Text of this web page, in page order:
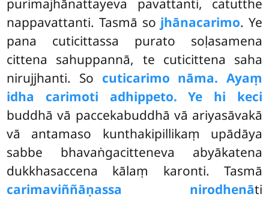
purimajhānattayeva pavattanti, catutthe
nappavattanti. Tasmā so jhānacarimo. Ye
pana cuticittassa purato soḷasamena
cittena sahuppannā, te cuticittena saha
nirujjhanti. So cuticarimo nāma. Ayaṃ
idha carimoti adhippeto. Ye hi keci
buddhā vā paccekabuddhā vā ariyasāvakā
vā antamaso kunthakipillikaṃ upādāya
sabbe bhavaṅgacitteneva abyākatena
dukkhasaccena kālaṃ karonti. Tasmā
carimaviññāṇassa nirodhenāti